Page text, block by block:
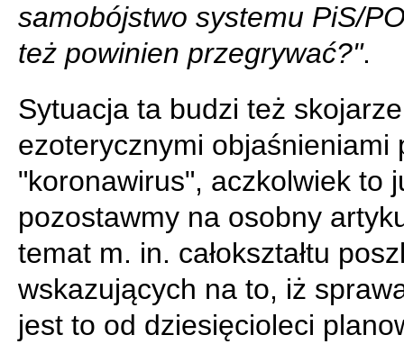
samobójstwo systemu PiS/
też powinien przegrywać?".
Sytuacja ta budzi też
ezoterycznymi objaśnieniami
"koronawirus", aczkolwiek to
pozostawmy na osobny
temat m. in. całokształtu
wskazujących na to, iż
jest to od dziesięcioleci